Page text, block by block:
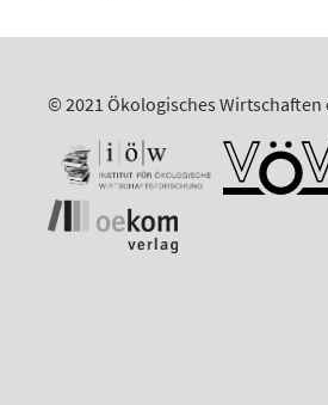
© 2021 Ökologisches